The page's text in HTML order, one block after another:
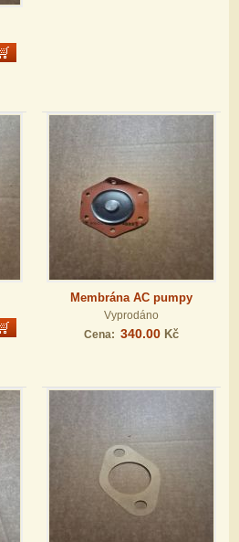
Membrána AC pumpy
Vyprodáno
Cena: 340.00 Kč